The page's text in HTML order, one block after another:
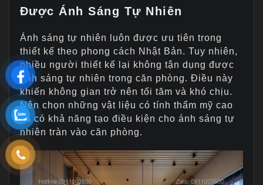
Được Ánh Sáng Tự Nhiên
Ánh sáng tự nhiên luôn được ưu tiên trong
thiết kế theo phong cách Nhật Bản. Tuy nhiên,
nhiều người thiết kế lại không tận dụng được
ánh sáng tự nhiên trong căn phòng. Điều này
khiến không gian trở nên tối tăm và khó chịu.
Nên chọn những vật liệu có tính thẩm mỹ cao
và có khả năng tạo điều kiện cho ánh sáng tự
nhiên tràn vào căn phòng.